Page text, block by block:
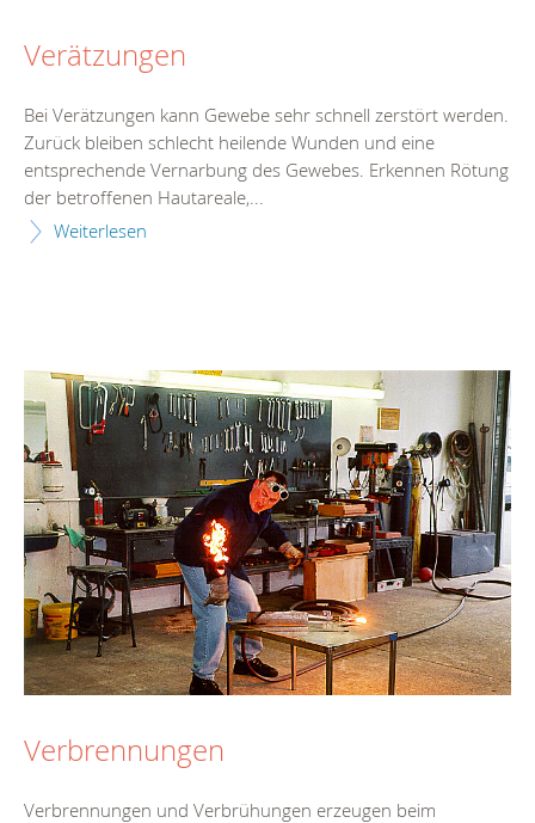
Verätzungen
Bei Verätzungen kann Gewebe sehr schnell zerstört werden.
Zurück bleiben schlecht heilende Wunden und eine
entsprechende Vernarbung des Gewebes. Erkennen Rötung
der betroffenen Hautareale,...
Weiterlesen
Verbrennungen
Verbrennungen und Verbrühungen erzeugen beim